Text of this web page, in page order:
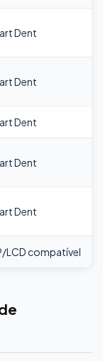
Dent
Dent
Dent
Dent
Dent
LCD compatível